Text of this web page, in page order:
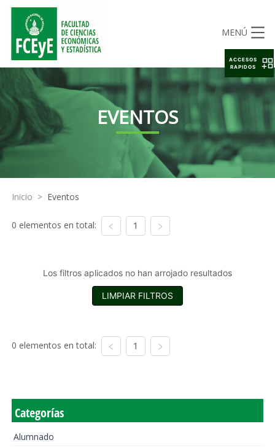
MENÚ
EVENTOS
Inicio > Eventos
0 elementos en total: 1
Los filtros aplicados no han arrojado resultados
LIMPIAR FILTROS
0 elementos en total: 1
Categorías
Alumnado
ACCESOS
RAPIDOS